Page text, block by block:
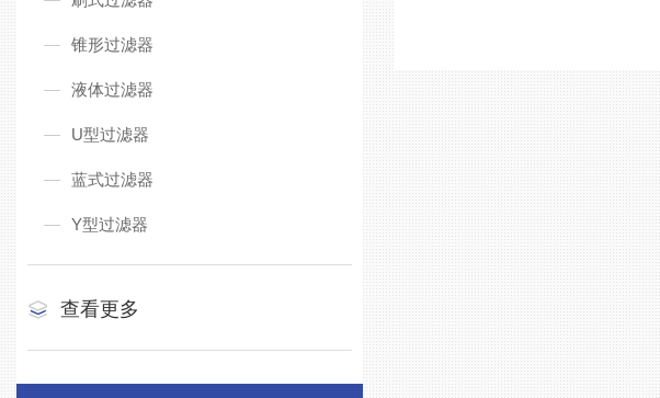
锥形过滤器
液体过滤器
U型过滤器
蓝式过滤器
Y型过滤器
查看更多